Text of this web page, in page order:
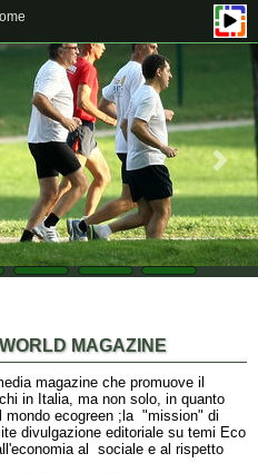
MAGAZINE
magazine che promuove il
in Italia, ma non solo, in quanto
mondo ecogreen ;la "mission" di
divulgazione editoriale su temi Eco
al sociale e al rispetto